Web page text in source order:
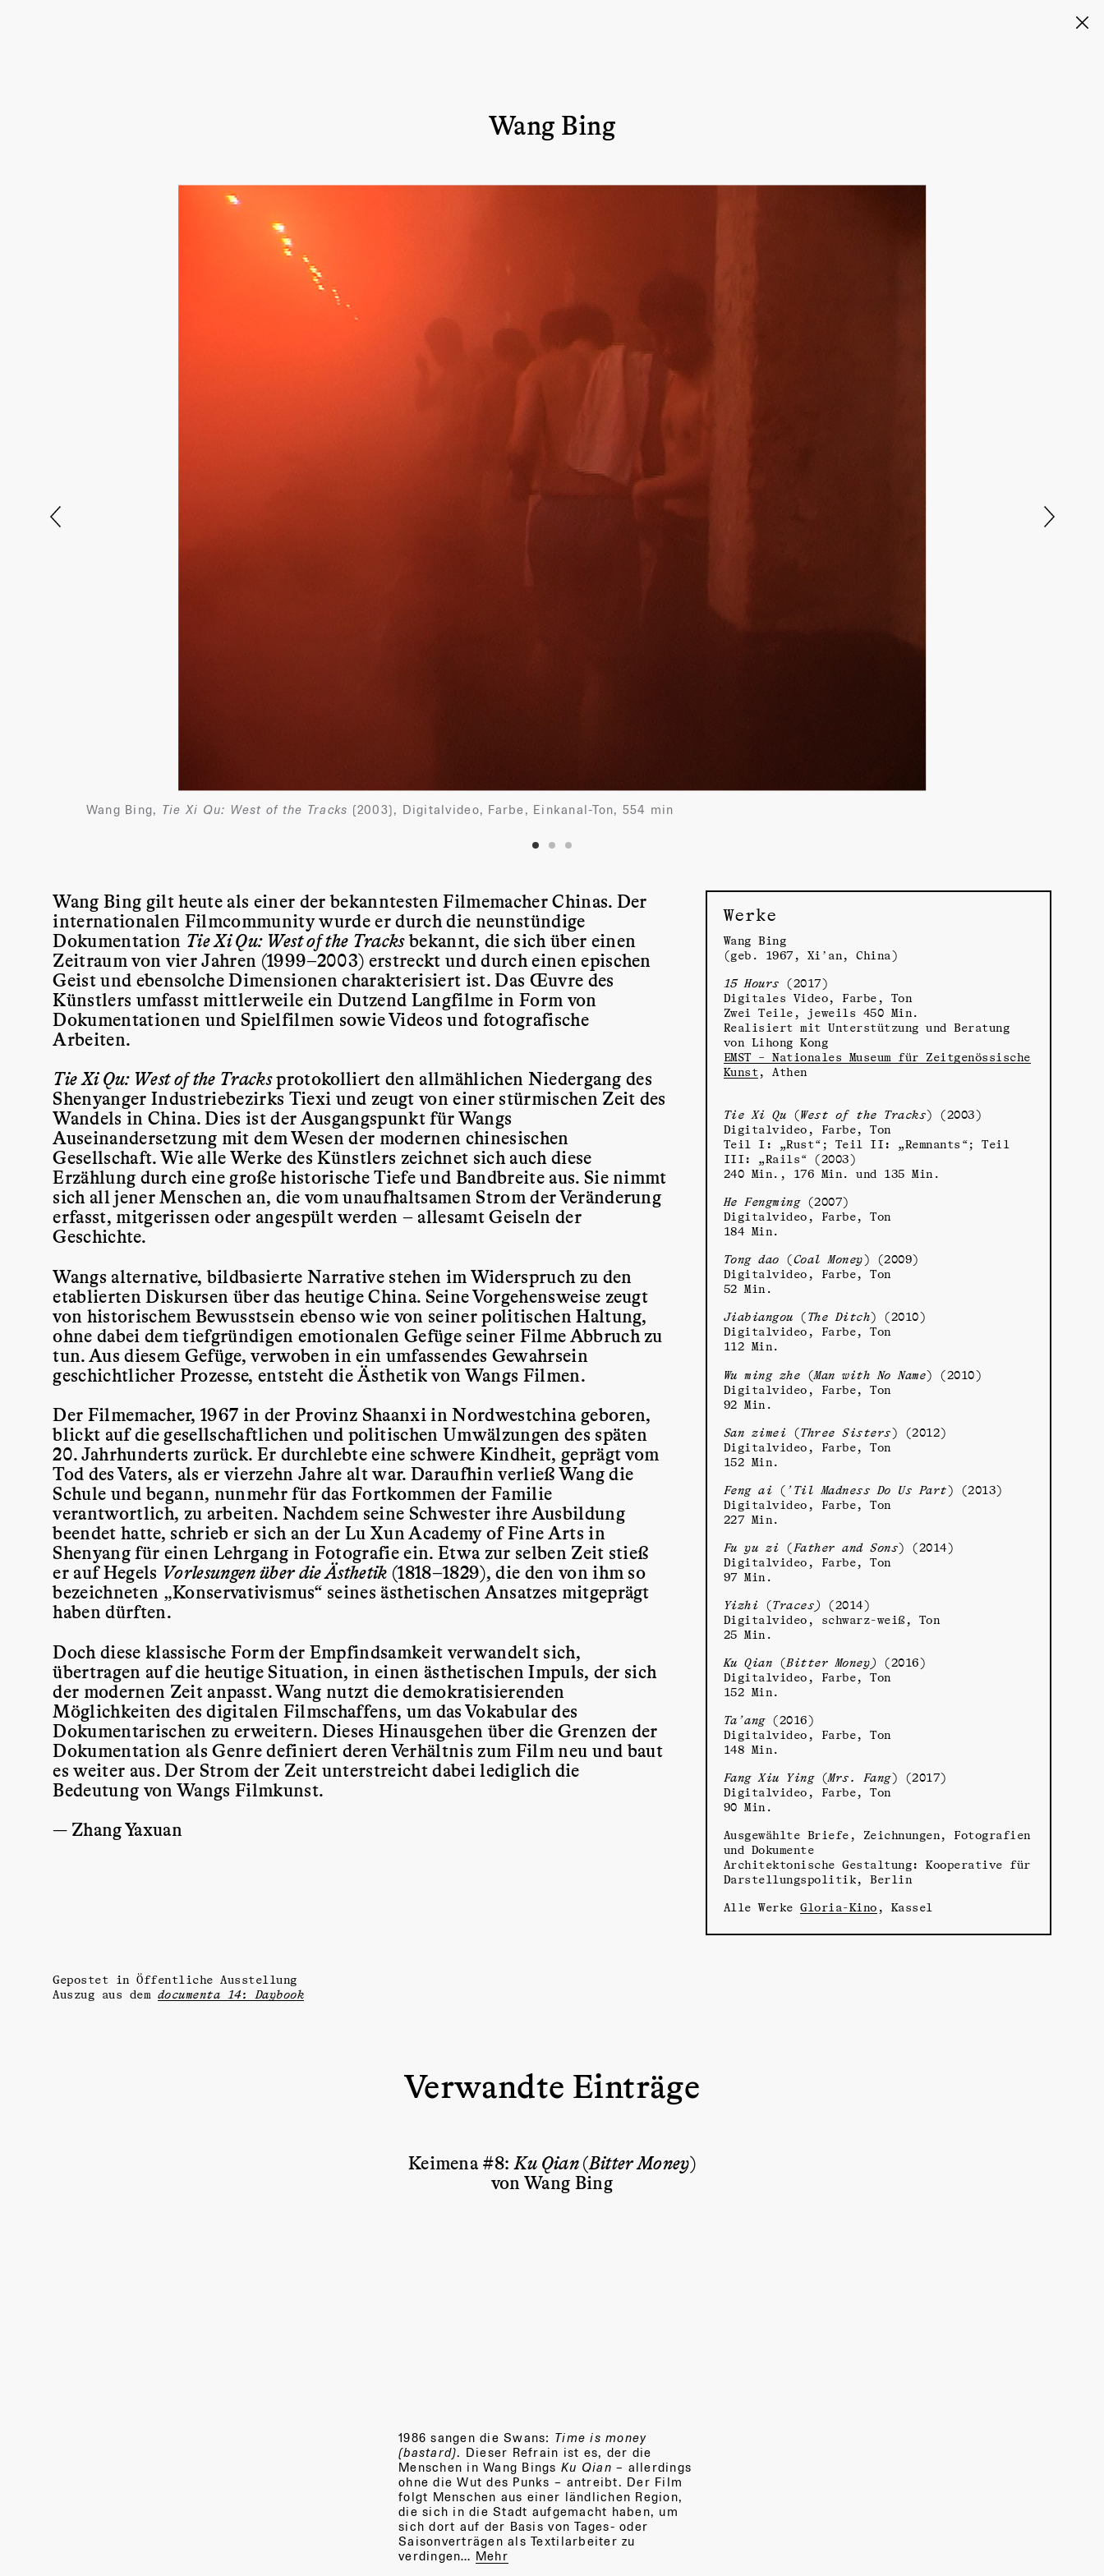
Wang Bing
Wang Bing, Tie Xi Qu: West of the Tracks (2003), Digitalvideo, Farbe, Einkanal-Ton, 554 min
Werke
Wang Bing
(geb. 1967, Xi’an, China)
15 Hours (2017)
Digitales Video, Farbe, Ton
Zwei Teile, jeweils 450 Min.
Realisiert mit Unterstützung und Beratung
von Lihong Kong
EMST – Nationales Museum für Zeitgenössische
Kunst, Athen
Tie Xi Qu (West of the Tracks) (2003)
Digitalvideo, Farbe, Ton
Teil I: „Rust“; Teil II: „Remnants“; Teil
III: „Rails“ (2003)
240 Min., 176 Min. und 135 Min.
He Fengming (2007)
Digitalvideo, Farbe, Ton
184 Min.
Tong dao (Coal Money) (2009)
Digitalvideo, Farbe, Ton
52 Min.
Jiabiangou (The Ditch) (2010)
Digitalvideo, Farbe, Ton
112 Min.
Wu ming zhe (Man with No Name) (2010)
Digitalvideo, Farbe, Ton
92 Min.
San zimei (Three Sisters) (2012)
Digitalvideo, Farbe, Ton
152 Min.
Feng ai ( ’Til Madness Do Us Part) (2013)
Digitalvideo, Farbe, Ton
227 Min.
Fu yu zi (Father and Sons) (2014)
Digitalvideo, Farbe, Ton
97 Min.
Yizhi (Traces) (2014)
Digitalvideo, schwarz-weiß, Ton
25 Min.
Ku Qian (Bitter Money) (2016)
Digitalvideo, Farbe, Ton
152 Min.
Ta’ang (2016)
Digitalvideo, Farbe, Ton
148 Min.
Fang Xiu Ying (Mrs. Fang) (2017)
Digitalvideo, Farbe, Ton
90 Min.
Ausgewählte Briefe, Zeichnungen, Fotografien
und Dokumente
Architektonische Gestaltung: Kooperative für
Darstellungspolitik, Berlin
Alle WerkeGloria-Kino , Kassel
Wang Bing gilt heute als einer der bekanntesten Filmemacher Chinas. Der
internationalen Filmcommunity wurde er durch die neunstündige
Dokumentation Tie Xi Qu: West of the Tracksbekannt, die sich über einen
Zeitraum von vier Jahren (1999–2003) erstreckt und durch einen epischen
Geist und ebensolche Dimensionen charakterisiert ist. Das Œuvre des
Künstlers umfasst mittlerweile ein Dutzend Langfilme in Form von
Dokumentationen und Spielfilmen sowie Videos und fotografische
Arbeiten.
Tie Xi Qu: West of the Tracksprotokolliert den allmählichen Niedergang des
Shenyanger Industriebezirks Tiexi und zeugt von einer stürmischen Zeit des
Wandels in China. Dies ist der Ausgangspunkt für Wangs
Auseinandersetzung mit dem Wesen der modernen chinesischen
Gesellschaft. Wie alle Werke des Künstlers zeichnet sich auch diese
Erzählung durch eine große historische Tiefe und Bandbreite aus. Sie nimmt
sich all jener Menschen an, die vom unaufhaltsamen Strom der Veränderung
erfasst, mitgerissen oder angespült werden – allesamt Geiseln der
Geschichte.
Wangs alternative, bildbasierte Narrative stehen im Widerspruch zu den
etablierten Diskursen über das heutige China. Seine Vorgehensweise zeugt
von historischem Bewusstsein ebenso wie von seiner politischen Haltung,
ohne dabei dem tiefgründigen emotionalen Gefüge seiner Filme Abbruch zu
tun. Aus diesem Gefüge, verwoben in ein umfassendes Gewahrsein
geschichtlicher Prozesse, entsteht die Ästhetik von Wangs Filmen.
Der Filmemacher, 1967 in der Provinz Shaanxi in Nordwestchina geboren,
blickt auf die gesellschaftlichen und politischen Umwälzungen des späten
20. Jahrhunderts zurück. Er durchlebte eine schwere Kindheit, geprägt vom
Tod des Vaters, als er vierzehn Jahre alt war. Daraufhin verließ Wang die
Schule und begann, nunmehr für das Fortkommen der Familie
verantwortlich, zu arbeiten. Nachdem seine Schwester ihre Ausbildung
beendet hatte, schrieb er sich an der Lu Xun Academy of Fine Arts in
Shenyang für einen Lehrgang in Fotografie ein. Etwa zur selben Zeit stieß
er auf Hegels Vorlesungen über die Ästhetik (1818–1829), die den von ihm so
bezeichneten „Konservativismus“ seines ästhetischen Ansatzes mitgeprägt
haben dürften.
Doch diese klassische Form der Empfindsamkeit verwandelt sich,
übertragen auf die heutige Situation, in einen ästhetischen Impuls, der sich
der modernen Zeit anpasst. Wang nutzt die demokratisierenden
Möglichkeiten des digitalen Filmschaffens, um das Vokabular des
Dokumentarischen zu erweitern. Dieses Hinausgehen über die Grenzen der
Dokumentation als Genre definiert deren Verhältnis zum Film neu und baut
es weiter aus. Der Strom der Zeit unterstreicht dabei lediglich die
Bedeutung von Wangs Filmkunst.
— Zhang Yaxuan
Gepostet inÖffentliche Ausstellung
Auszug aus dem documenta 14: Daybook
Verwandte Einträge
Keimena #8:Ku Qian(Bitter Money)
von Wang Bing
1986 sangen die Swans: Time is money
(bastard). Dieser Refrain ist es, der die
Menschen in Wang BingsKu Qian – allerdings
ohne die Wut des Punks – antreibt. Der Film
folgt Menschen aus einer ländlichen Region,
die sich in die Stadt aufgemacht haben, um
sich dort auf der Basis von Tages- oder
Saisonverträgen als Textilarbeiter zu
verdingen… Mehr